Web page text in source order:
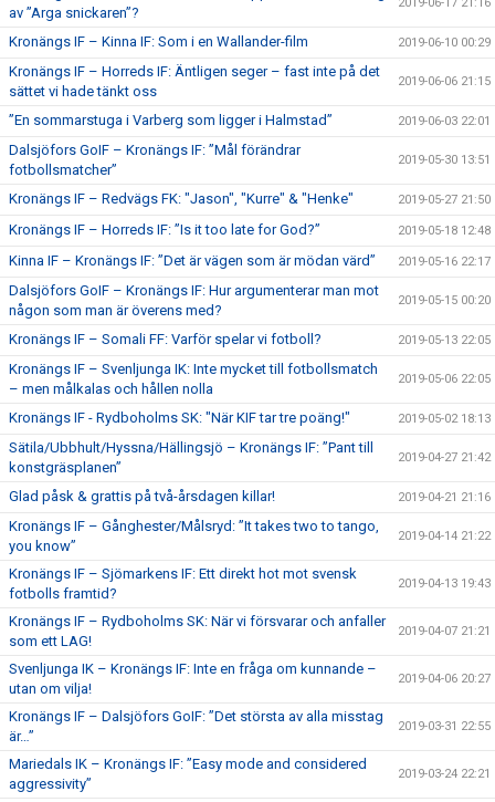
av ”Arga snickaren”?
Kronängs IF – Kinna IF: Som i en Wallander-film 2019-06-10 00:29
Kronängs IF – Horreds IF: Äntligen seger – fast inte på det
sättet vi hade tänkt oss
2019-06-06 21:15
”En sommarstuga i Varberg som ligger i Halmstad” 2019-06-03 22:01
Dalsjöfors GoIF – Kronängs IF: ”Mål förändrar
fotbollsmatcher”
2019-05-30 13:51
Kronängs IF – Redvägs FK: "Jason", "Kurre" & "Henke" 2019-05-27 21:50
Kronängs IF – Horreds IF: ”Is it too late for God?” 2019-05-18 12:48
Kinna IF – Kronängs IF: ”Det är vägen som är mödan värd” 2019-05-16 22:17
Dalsjöfors GoIF – Kronängs IF: Hur argumenterar man mot
någon som man är överens med?
2019-05-15 00:20
Kronängs IF – Somali FF: Varför spelar vi fotboll? 2019-05-13 22:05
Kronängs IF – Svenljunga IK: Inte mycket till fotbollsmatch
– men målkalas och hållen nolla
2019-05-06 22:05
Kronängs IF - Rydboholms SK: "När KIF tar tre poäng!" 2019-05-02 18:13
Sätila/Ubbhult/Hyssna/Hällingsjö – Kronängs IF: ”Pant till
konstgräsplanen”
2019-04-27 21:42
Glad påsk & grattis på två-årsdagen killar! 2019-04-21 21:16
Kronängs IF – Gånghester/Målsryd: ”It takes two to tango,
you know”
2019-04-14 21:22
Kronängs IF – Sjömarkens IF: Ett direkt hot mot svensk
fotbolls framtid?
2019-04-13 19:43
Kronängs IF – Rydboholms SK: När vi försvarar och anfaller
som ett LAG!
2019-04-07 21:21
Svenljunga IK – Kronängs IF: Inte en fråga om kunnande –
utan om vilja!
2019-04-06 20:27
Kronängs IF – Dalsjöfors GoIF: ”Det största av alla misstag
är…”
2019-03-31 22:55
Mariedals IK – Kronängs IF: ”Easy mode and considered
aggressivity”
2019-03-24 22:21